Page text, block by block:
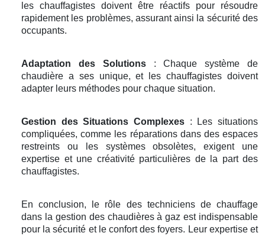
les chauffagistes doivent être réactifs pour résoudre
rapidement les problèmes, assurant ainsi la sécurité des
occupants.
Adaptation des Solutions: Chaque système de
chaudière a ses unique, et les chauffagistes doivent
adapter leurs méthodes pour chaque situation.
Gestion des Situations Complexes : Les situations
compliquées, comme les réparations dans des espaces
restreints ou les systèmes obsolètes, exigent une
expertise et une créativité particulières de la part des
chauffagistes.
En conclusion, le rôle des techniciens de chauffage
dans la gestion des chaudières à gaz est indispensable
pour la sécurité et le confort des foyers. Leur expertise et